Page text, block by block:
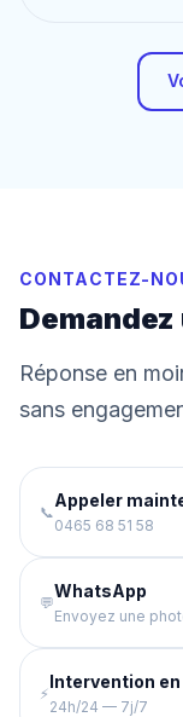
CONTACTEZ-
Demandez
Réponse en
sans
📞
Appeler
0465 68 51 58
💬
WhatsApp
Envoyez une
⚡
Intervention
24h/24 — 7j/7